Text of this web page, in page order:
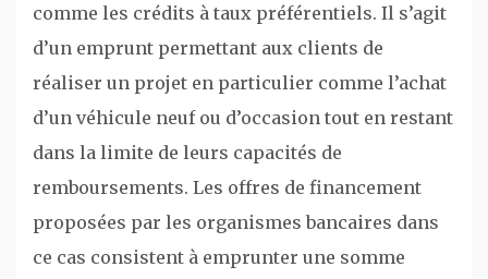
comme les crédits à taux préférentiels. Il s’agit
d’un emprunt permettant aux clients de
réaliser un projet en particulier comme l’achat
d’un véhicule neuf ou d’occasion tout en restant
dans la limite de leurs capacités de
remboursements. Les offres de financement
proposées par les organismes bancaires dans
ce cas consistent à emprunter une somme